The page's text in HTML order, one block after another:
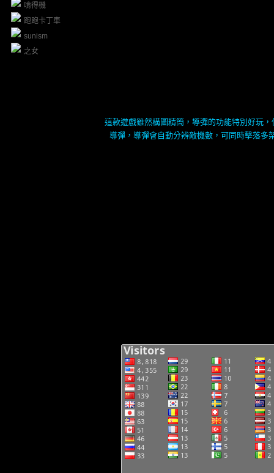
啃得機
跑跑卡丁車
sunism
之女
這款遊戲雖然構圖精簡，導彈的功能特別好玩
導彈，導彈會自動分辨敵機數，可同時擊落多